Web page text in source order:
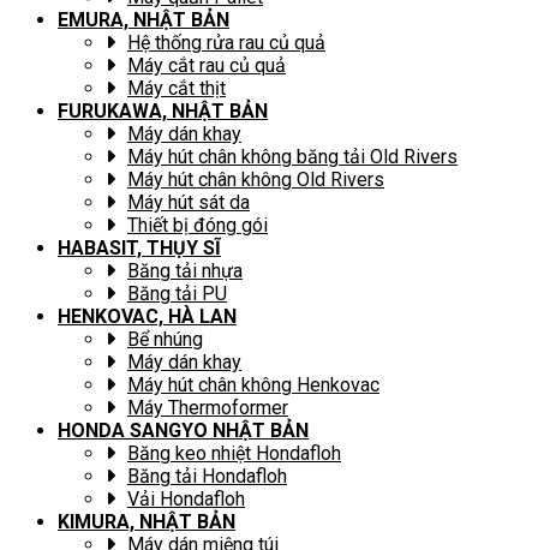
EMURA, NHẬT BẢN
Hệ thống rửa rau củ quả
Máy cắt rau củ quả
Máy cắt thịt
FURUKAWA, NHẬT BẢN
Máy dán khay
Máy hút chân không băng tải Old Rivers
Máy hút chân không Old Rivers
Máy hút sát da
Thiết bị đóng gói
HABASIT, THỤY SĨ
Băng tải nhựa
Băng tải PU
HENKOVAC, HÀ LAN
Bể nhúng
Máy dán khay
Máy hút chân không Henkovac
Máy Thermoformer
HONDA SANGYO NHẬT BẢN
Băng keo nhiệt Hondafloh
Băng tải Hondafloh
Vải Hondafloh
KIMURA, NHẬT BẢN
Máy dán miệng túi